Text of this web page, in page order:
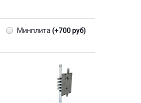
Минплита (+700 руб)